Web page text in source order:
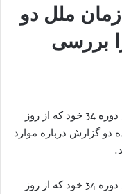
ملل دو
بررسى
شورای حقوق بشر سازمان ملل در اجلاس دوره 34 خود که از روز
کرده دو گزارش درباره موارد
شورای حقوق بشر سازمان ملل در اجلاس دوره 34 خود که از روز